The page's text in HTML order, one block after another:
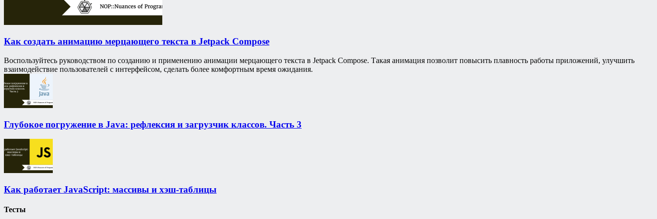
Как создать анимацию мерцающего текста в Jetpack Compose
Воспользуйтесь руководством по созданию и применению анимации мерцающего текста в Jetpack Compose. Такая анимация позволит повысить плавность работы приложений, улучшить
взаимодействие пользователей с интерфейсом, сделать более комфортным время ожидания.
Глубокое погружение в Java: рефлексия и загрузчик классов. Часть 3
Как работает JavaScript: массивы и хэш-таблицы
Тесты